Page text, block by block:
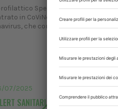
Sperimentale
in CoViNet, la rete mondiale
che conta oggi 58 laboratori
07/2025
SANITARI